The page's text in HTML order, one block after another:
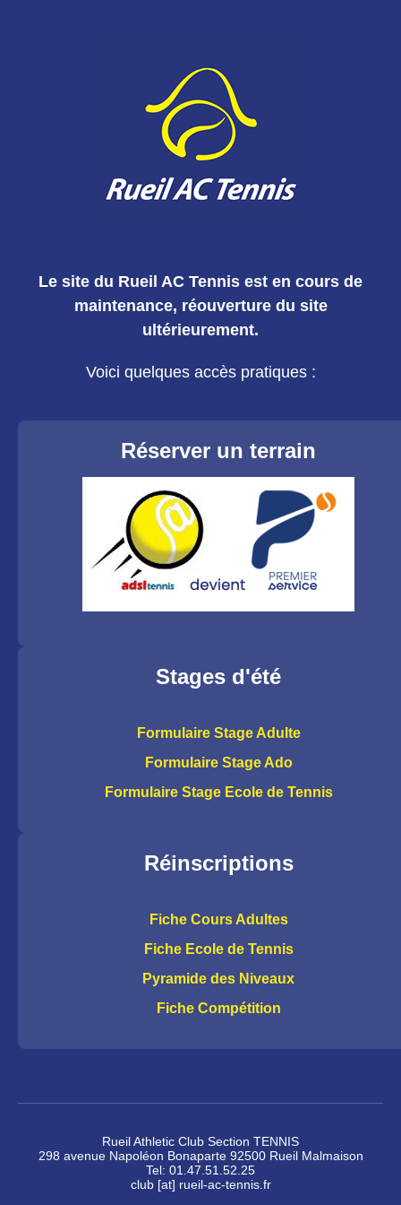
Le site du Rueil AC Tennis est en cours de
maintenance, réouverture du site
ultérieurement.
Voici quelques accès pratiques :
Réserver un terrain
Stages d'été
Formulaire Stage Adulte
Formulaire Stage Ado
Formulaire Stage Ecole de Tennis
Réinscriptions
Fiche Cours Adultes
Fiche Ecole de Tennis
Pyramide des Niveaux
Fiche Compétition
Rueil Athletic Club Section TENNIS
298 avenue Napoléon Bonaparte 92500 Rueil Malmaison
Tel: 01.47.51.52.25
club [at] rueil-ac-tennis.fr